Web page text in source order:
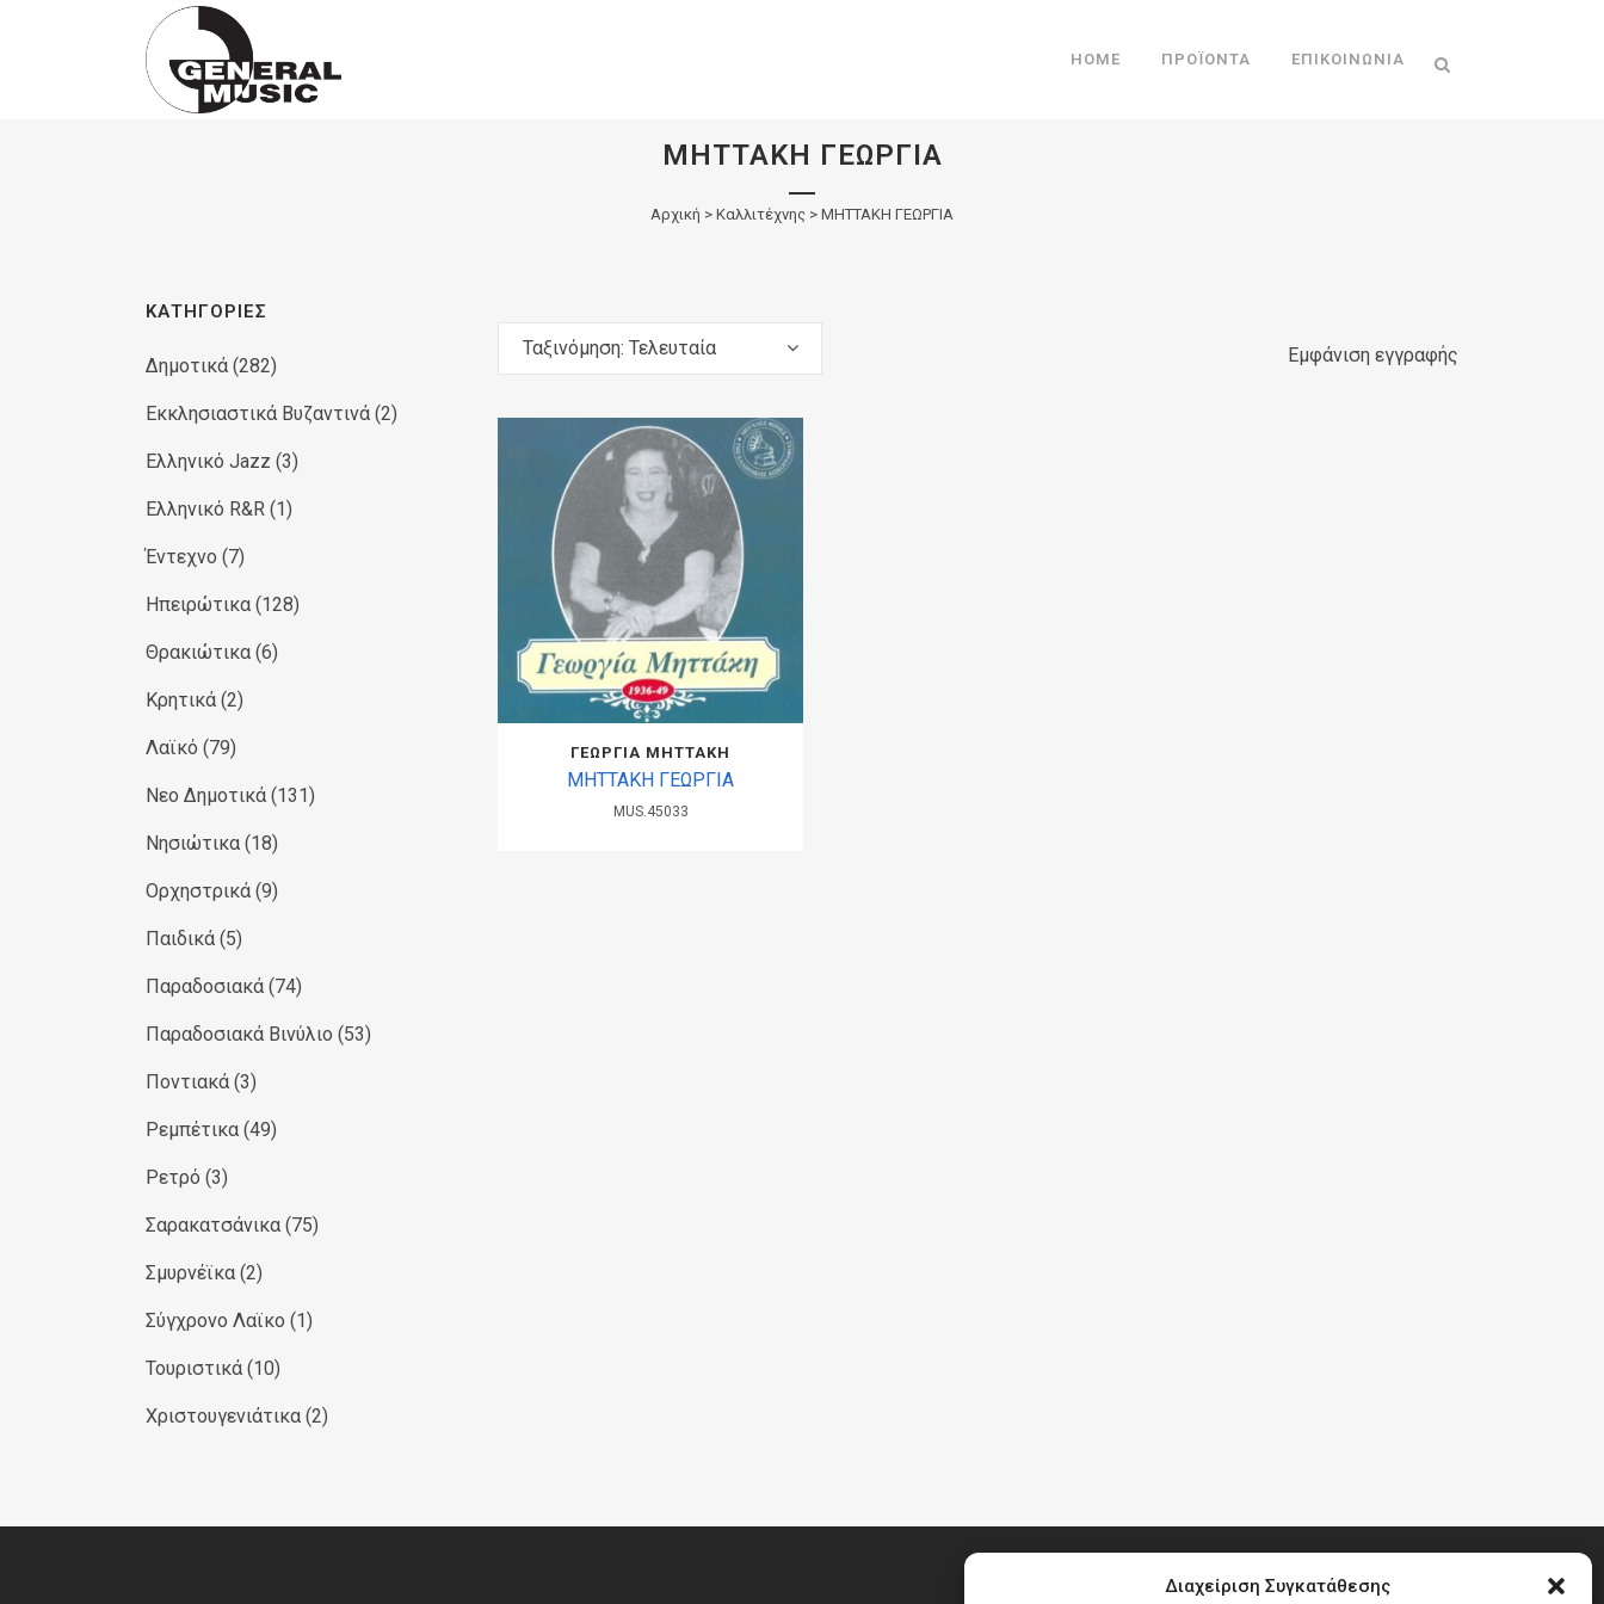
Διαχείριση Συγκατάθεσης
Products
HOME ΠΡΟΪΌΝΤΑ ΕΠΙΚΟΙΝΩΝΊΑ
ΜΗTΤΑΚΗ ΓΕΩΡΓΙΑ
Αρχική > Καλλιτέχνης > ΜΗTΤΑΚΗ ΓΕΩΡΓΙΑ
ΚΑΤΗΓΟΡΊΕΣ
Δημοτικά (282)
Εκκλησιαστικά Βυζαντινά (2)
Ελληνικό Jazz (3)
Ελληνικό R&R (1)
Έντεχνο (7)
Ηπειρώτικα (128)
Θρακιώτικα (6)
Κρητικά (2)
Λαϊκό (79)
Νεο Δημοτικά (131)
Νησιώτικα (18)
Ορχηστρικά (9)
Παιδικά (5)
Παραδοσιακά (74)
Παραδοσιακά Βινύλιο (53)
Ποντιακά (3)
Ρεμπέτικα (49)
Ρετρό (3)
Σαρακατσάνικα (75)
Σμυρνέϊκα (2)
Σύγχρονο Λαϊκο (1)
Τουριστικά (10)
Χριστουγενιάτικα (2)
Εμφάνιση εγγραφής
Ταξινόμηση: Τελευταία
ΓΕΩΡΓΙΑ ΜΗΤΤΑΚΗ
ΜΗTΤΑΚΗ ΓΕΩΡΓΙΑ
MUS.45033